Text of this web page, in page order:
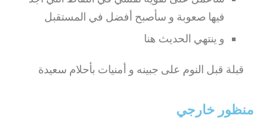
فيها صعوبة و سأصبح أفضل في المستقبل
و ينتهي الحديث هنا
قبلة قبل النوم على جبينه و أمنيات بأحلام سعيدة
منظور خارجي